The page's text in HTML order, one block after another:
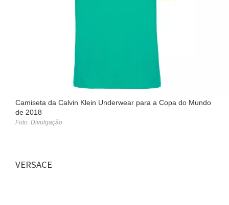
Camiseta da Calvin Klein Underwear para a Copa do Mundo
de 2018
Foto: Divulgação
VERSACE